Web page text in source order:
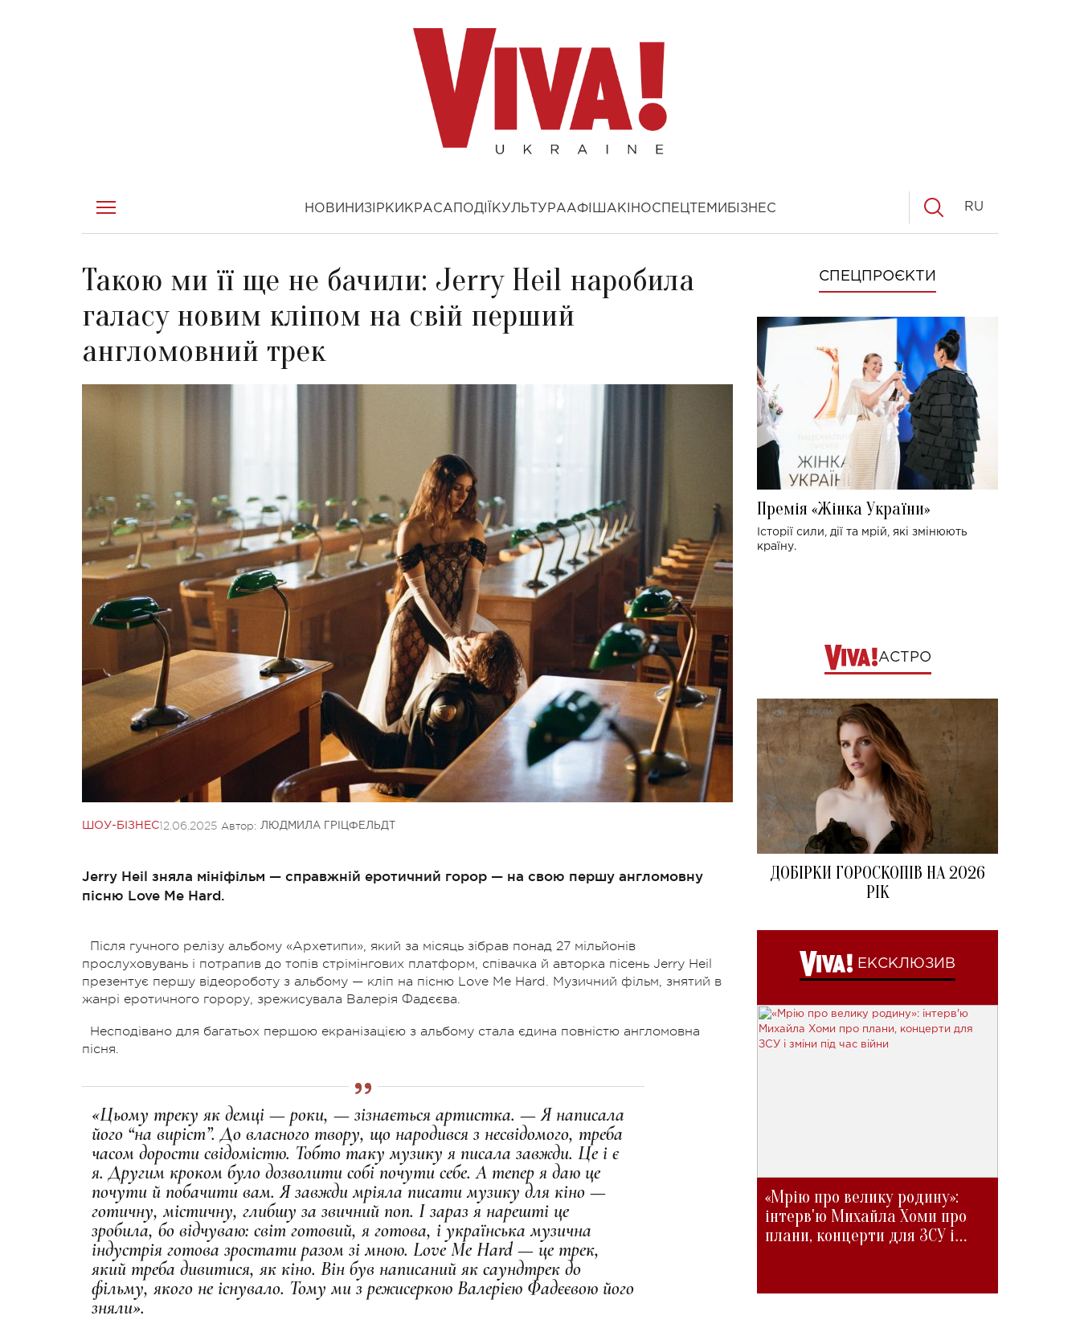
НОВИНИ ЗІРКИ КРАСА ПОДІЇ КУЛЬТУРААФІША КІНОСПЕЦТЕМИ БІЗНЕС RU
Такою ми її ще не бачили: Jerry Heil наробила
галасу новим кліпом на свій перший
англомовний трек
ШОУ-БІЗНЕС12.06.2025 Автор: ЛЮДМИЛА ГРІЦФЕЛЬДТ
Jerry Heil зняла мініфільм — справжній еротичний горор — на свою першу англомовну
пісню Love Me Hard.
Після гучного релізу альбому «Архетипи», який за місяць зібрав понад 27 мільйонів
прослуховувань і потрапив до топів стрімінгових платформ, співачка й авторка пісень Jerry Heil
презентує першу відеороботу з альбому — кліп на пісню Love Me Hard. Музичний фільм, знятий в
жанрі еротичного горору, зрежисувала Валерія Фадєєва.
Несподівано для багатьох першою екранізацією з альбому стала єдина повністю англомовна
пісня.
«Цьому треку як демці — роки, — зізнається артистка. — Я написала
його “на виріст”. До власного твору, що народився з несвідомого, треба
часом дорости свідомістю. Тобто таку музику я писала завжди. Це і є
я. Другим кроком було дозволити собі почути себе. А тепер я даю це
почути й побачити вам. Я завжди мріяла писати музику для кіно —
готичну, містичну, глибшу за звичний поп. І зараз я нарешті це
зробила, бо відчуваю: світ готовий, я готова, і українська музична
індустрія готова зростати разом зі мною. Love Me Hard — це трек,
який треба дивитися, як кіно. Він був написаний як саундтрек до
фільму, якого не існувало. Тому ми з режисеркою Валерією Фадєєвою його
зняли».
СПЕЦПРОЄКТИ
Премія «Жінка України»
Історії сили, дії та мрій, які змінюють
країну.
АСТРО
ДОБІРКИ ГОРОСКОПІВ НА 2026
РІК
ЕКСКЛЮЗИВ
«Мрію про велику родину»:
інтерв'ю Михайла Хоми про
плани, концерти для ЗСУ і